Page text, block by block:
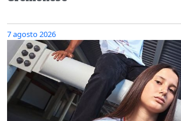
7 agosto 2026